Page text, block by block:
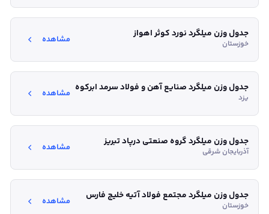
جدول وزن میلگرد نورد کوثر اهواز
خوزستان مشاهده
جدول وزن میلگرد صنایع آهن و فولاد سرمد ابرکوه
یزد مشاهده
جدول وزن میلگرد گروه صنعتی درپاد تبریز
آذربایجان شرقی مشاهده
جدول وزن میلگرد مجتمع فولاد آتیه خلیج فارس
خوزستان مشاهده